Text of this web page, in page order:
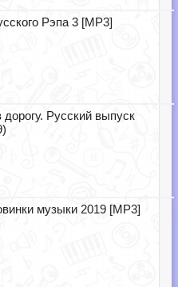
Рэпа 3 [MP3]
дорогу. Русский выпуск
музыки 2019 [MP3]